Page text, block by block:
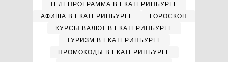
ТЕЛЕПРОГРАММА В ЕКАТЕРИНБУРГЕ
АФИША В ЕКАТЕРИНБУРГЕ
ГОРОСКОП
КУРСЫ ВАЛЮТ В ЕКАТЕРИНБУРГЕ
ТУРИЗМ В ЕКАТЕРИНБУРГЕ
ПРОМОКОДЫ В ЕКАТЕРИНБУРГЕ